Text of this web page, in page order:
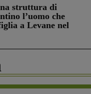
struttura di
l’uomo che
a Levane nel